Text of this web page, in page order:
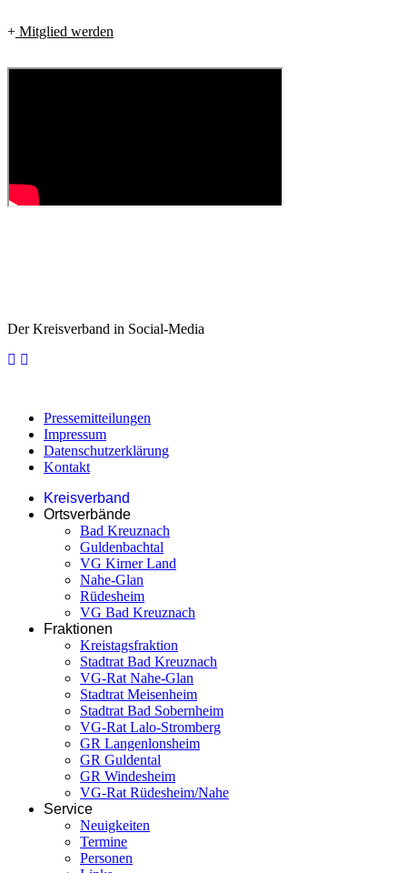
Mitglied werden
Der Kreisverband in Social-Media
Pressemitteilungen
Impressum
Datenschutzerklärung
Kontakt
Kreisverband
Ortsverbände
Bad Kreuznach
Guldenbachtal
VG Kirner Land
Nahe-Glan
Rüdesheim
VG Bad Kreuznach
Fraktionen
Kreistagsfraktion
Stadtrat Bad Kreuznach
VG-Rat Nahe-Glan
Stadtrat Meisenheim
Stadtrat Bad Sobernheim
VG-Rat Lalo-Stromberg
GR Langenlonsheim
GR Guldental
GR Windesheim
VG-Rat Rüdesheim/Nahe
Service
Neuigkeiten
Termine
Personen